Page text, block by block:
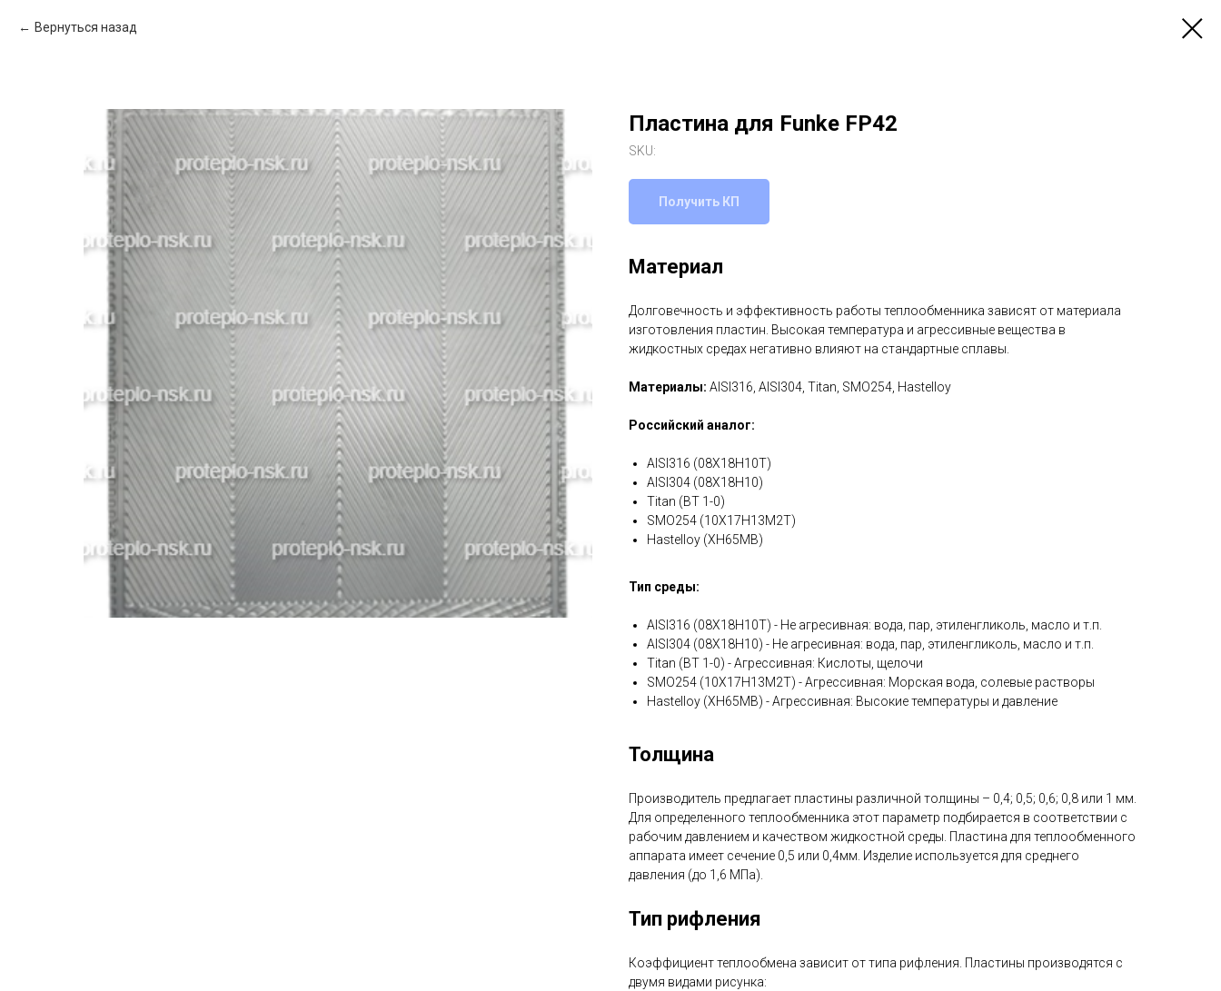
Вернуться назад
Пластина для Funke FP42
SKU:
Получить КП
Материал
Долговечность и эффективность работы теплообменника зависят от материала
изготовления пластин. Высокая температура и агрессивные вещества в
жидкостных средах негативно влияют на стандартные сплавы.
Материалы: AISI316, AISI304, Titan, SMO254, Hastelloy
Российский аналог:
AISI316 (08Х18Н10Т)
AISI304 (08Х18Н10)
Titan (ВТ 1-0)
SMO254 (10Х17Н13М2Т)
Hastelloy (ХН65МВ)
Тип среды:
AISI316 (08Х18Н10Т) - Не агресивная: вода, пар, этиленгликоль, масло и т.п.
AISI304 (08Х18Н10) - Не агресивная: вода, пар, этиленгликоль, масло и т.п.
Titan (ВТ 1-0) - Агрессивная: Кислоты, щелочи
SMO254 (10Х17Н13М2Т) - Агрессивная: Морская вода, солевые растворы
Hastelloy (ХН65МВ) - Агрессивная: Высокие температуры и давление
Толщина
Производитель предлагает пластины различной толщины – 0,4; 0,5; 0,6; 0,8 или 1 мм.
Для определенного теплообменника этот параметр подбирается в соответствии с
рабочим давлением и качеством жидкостной среды. Пластина для теплообменного
аппарата имеет сечение 0,5 или 0,4мм. Изделие используется для среднего
давления (до 1,6 МПа).
Тип рифления
Коэффициент теплообмена зависит от типа рифления. Пластины производятся с
двумя видами рисунка: